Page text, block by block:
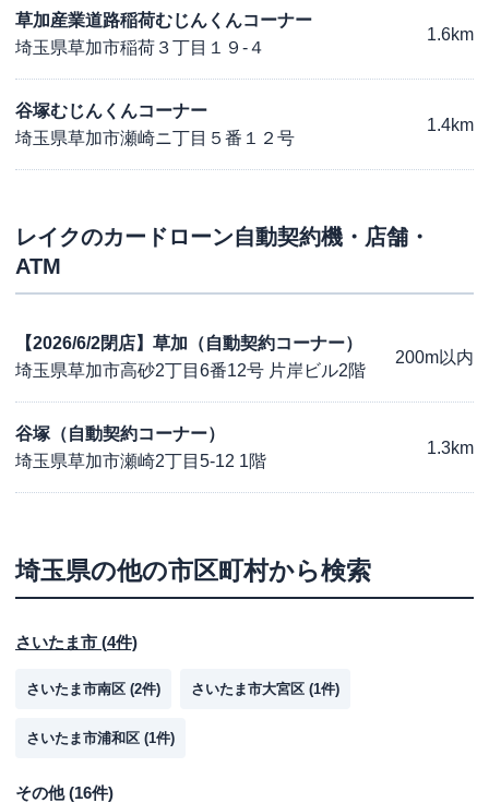
草加産業道路稲荷むじんくんコーナー
埼玉県草加市稲荷３丁目１９-４
1.6km
谷塚むじんくんコーナー
埼玉県草加市瀬崎ニ丁目５番１２号
1.4km
レイクのカードローン自動契約機・店舗・
ATM
【2026/6/2閉店】草加（自動契約コーナー）
埼玉県草加市高砂2丁目6番12号 片岸ビル2階
200m以内
谷塚（自動契約コーナー）
埼玉県草加市瀬崎2丁目5-12 1階
1.3km
埼玉県の他の市区町村から検索
さいたま市 (4件)
さいたま市南区 (2件) さいたま市大宮区 (1件)
さいたま市浦和区 (1件)
その他(16件)